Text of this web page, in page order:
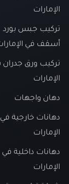
الإمارات
تركيب جبس بورد
أسقف في
تركيب ورق جدران
الإمارات
دهان واجهات
دهانات خارجية في
الإمارات
دهانات داخلية في
الإمارات